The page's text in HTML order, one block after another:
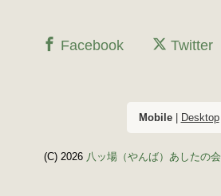
Facebook Twitter
Mobile| Desktop
(C) 2026 八ッ場（やんば）あしたの会